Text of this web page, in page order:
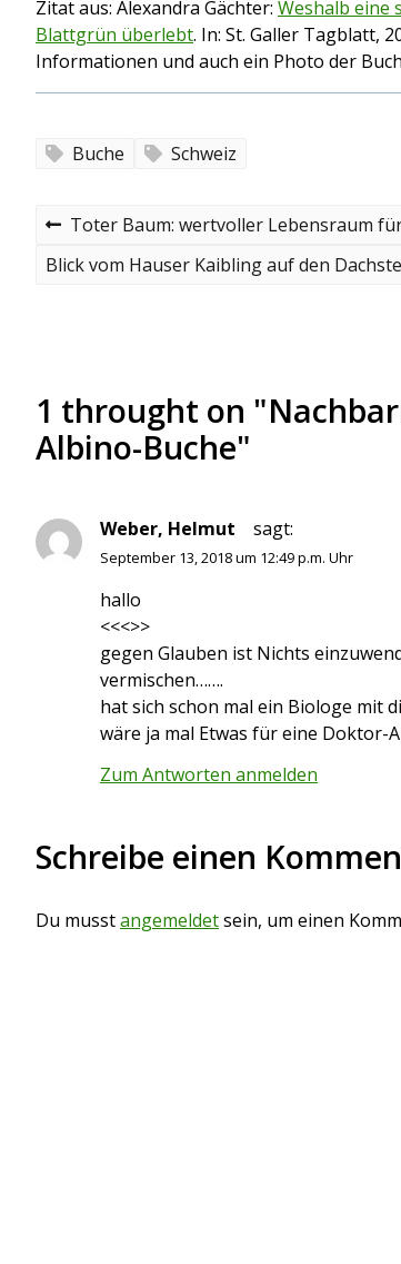
Zitat aus: Alexandra Gächter: Weshalb eine
Blattgrün überlebt. In: St. Galler Tagblatt,
Informationen und auch ein Photo der
Buche Schweiz
B
e
a
g
n
o
n
P
e
o
s
t
Toter Baum: wertvoller Lebensraum
N
t
Blick vom Hauser Kaibling auf den
1 throught on
Albino-Buche"
Weber, Helmut sagt:
September 13, 2018 um 12:49 p.m. Uhr
hallo
<<<>>
gegen Glauben ist Nichts
vermischen…….
hat sich schon mal ein Biologe mit
wäre ja mal Etwas für eine Doktor-
Zum Antworten anmelden
Schreibe einen
Du musstangemeldetsein, um einen